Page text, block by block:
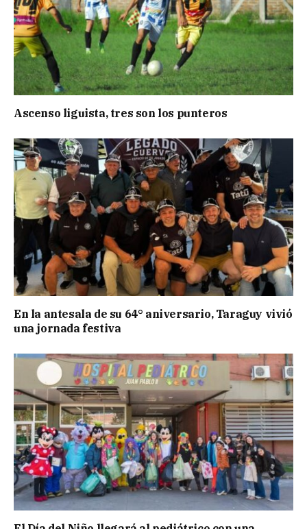
Ascenso liguista, tres son los punteros
En la antesala de su 64° aniversario, Taraguy vivió
una jornada festiva